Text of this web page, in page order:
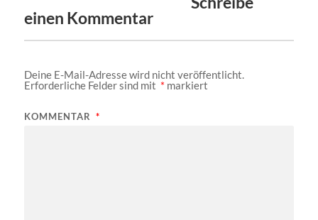
einen Kommentar
Deine E-Mail-Adresse wird nicht veröffentlicht.
Erforderliche Felder sind mit * markiert
KOMMENTAR *